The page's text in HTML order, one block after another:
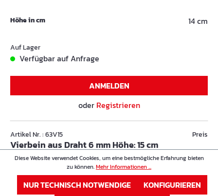
Höhe in cm 14 cm
Auf Lager
Verfügbar auf Anfrage
ANMELDEN
oder Registrieren
Artikel Nr. : 63V15
Vierbein aus Draht 6 mm Höhe: 15 cm
Preis
Höhe in cm 15 cm
Diese Website verwendet Cookies, um eine bestmögliche Erfahrung bieten
zu können.Mehr Informationen ...
NUR TECHNISCH NOTWENDIGE
KONFIGURIEREN